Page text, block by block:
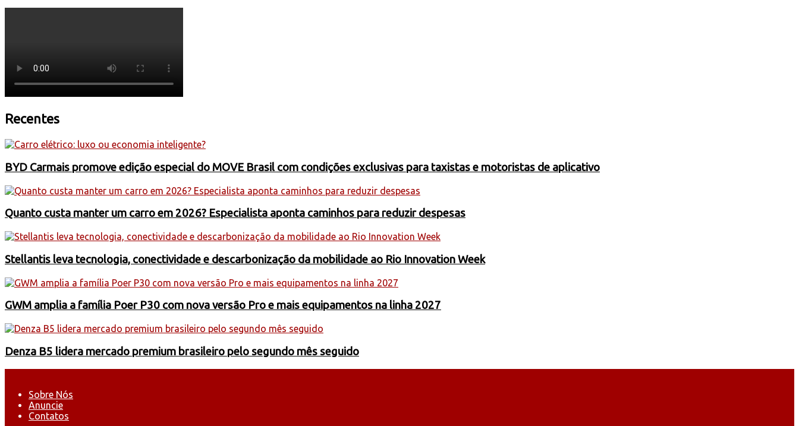
Recentes
BYD Carmais promove edição especial do MOVE Brasil com condições exclusivas para taxistas e motoristas de aplicativo
Quanto custa manter um carro em 2026? Especialista aponta caminhos para reduzir despesas
Stellantis leva tecnologia, conectividade e descarbonização da mobilidade ao Rio Innovation Week
GWM amplia a família Poer P30 com nova versão Pro e mais equipamentos na linha 2027
Denza B5 lidera mercado premium brasileiro pelo segundo mês seguido
Sobre Nós
Anuncie
Contatos